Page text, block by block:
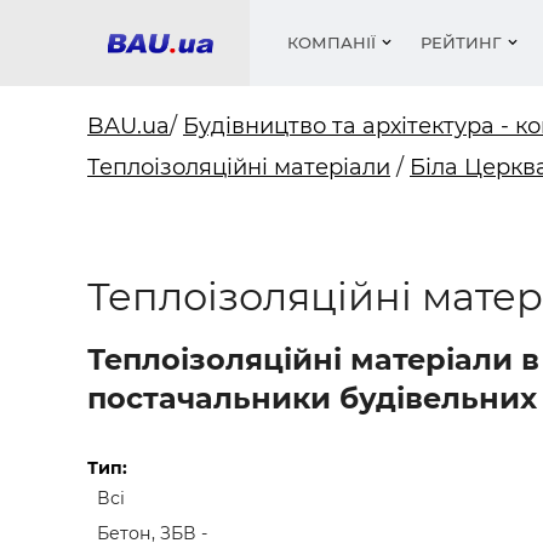
КОМПАНІЇ
Фарби,
РЕЙТИНГ
Медіа
Фарби,
BAU.ua/ Будівництво та архітектура -
Теплоізоляційні матеріали / Біла
Теплоізоляційні
Теплоізоляційні матеріали
постачальники будівельних
Тип:
Всі
Бетон, ЗБВ -